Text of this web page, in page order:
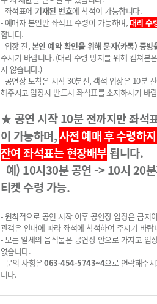
-좌석표에기재된 번호에 착석이 가능합니다.
- 예매자 본인만 좌석표 수령이 가능하며,대리 수
합니다.
- 입장 전,본인 예약 확인을 위해 문자(카톡) 증빙
주시기 바랍니다. (대리 수령 방지를 위해 캡쳐본
지 않습니다.)
-공연장 도착은 시작30분전, 객석 입장은 10분
해주시고입장시 반드시 좌석표를소지하시기 바
★공연 시작10분 전까지만 좌석
이 가능하며,사전 예매 후수령하
잔여 좌석표는 현장배부됩니다.
예) 10시30분 공연 -> 10시 20
티켓 수령 가능.
-원칙적으로 공연 시작 이후 공연장 입장은 금지
관객은 안내에 따라 좌석에 착석하여 주시기 바랍
-모든 일체의 음식물은 공연장 안으로 가지고 입
없습니다.
- 문의 사항은063-454-5743~4으로 연락해주
니다.